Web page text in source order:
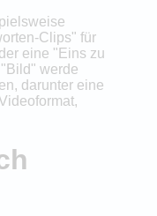
Clips" für
eine "Eins zu
werde
darunter eine